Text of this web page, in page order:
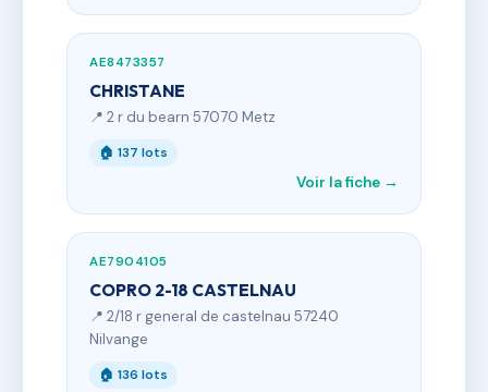
AE8473357
CHRISTANE
📍 2 r du bearn 57070 Metz
🏠 137 lots
Voir la fiche →
AE7904105
COPRO 2-18 CASTELNAU
📍 2/18 r general de castelnau 57240
Nilvange
🏠 136 lots